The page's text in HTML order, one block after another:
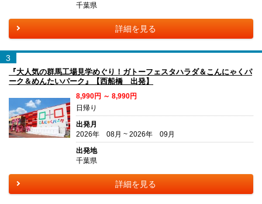
千葉県
詳細を見る
3
『大人気の群馬工場見学めぐり！ガトーフェスタハラダ＆こんにゃくパ
ーク＆めんたいパーク』【西船橋 出発】
8,990円 ～ 8,990円
日帰り
出発月
2026年 08月 ~ 2026年 09月
出発地
千葉県
詳細を見る